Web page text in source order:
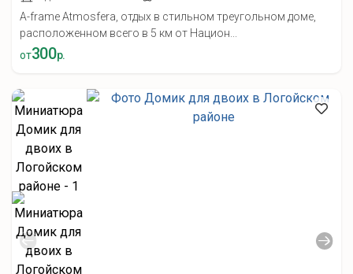
A-frame Atmosfera, отдых в стильном треугольном доме,
расположенном всего в 5 км от Национ...
от300р.